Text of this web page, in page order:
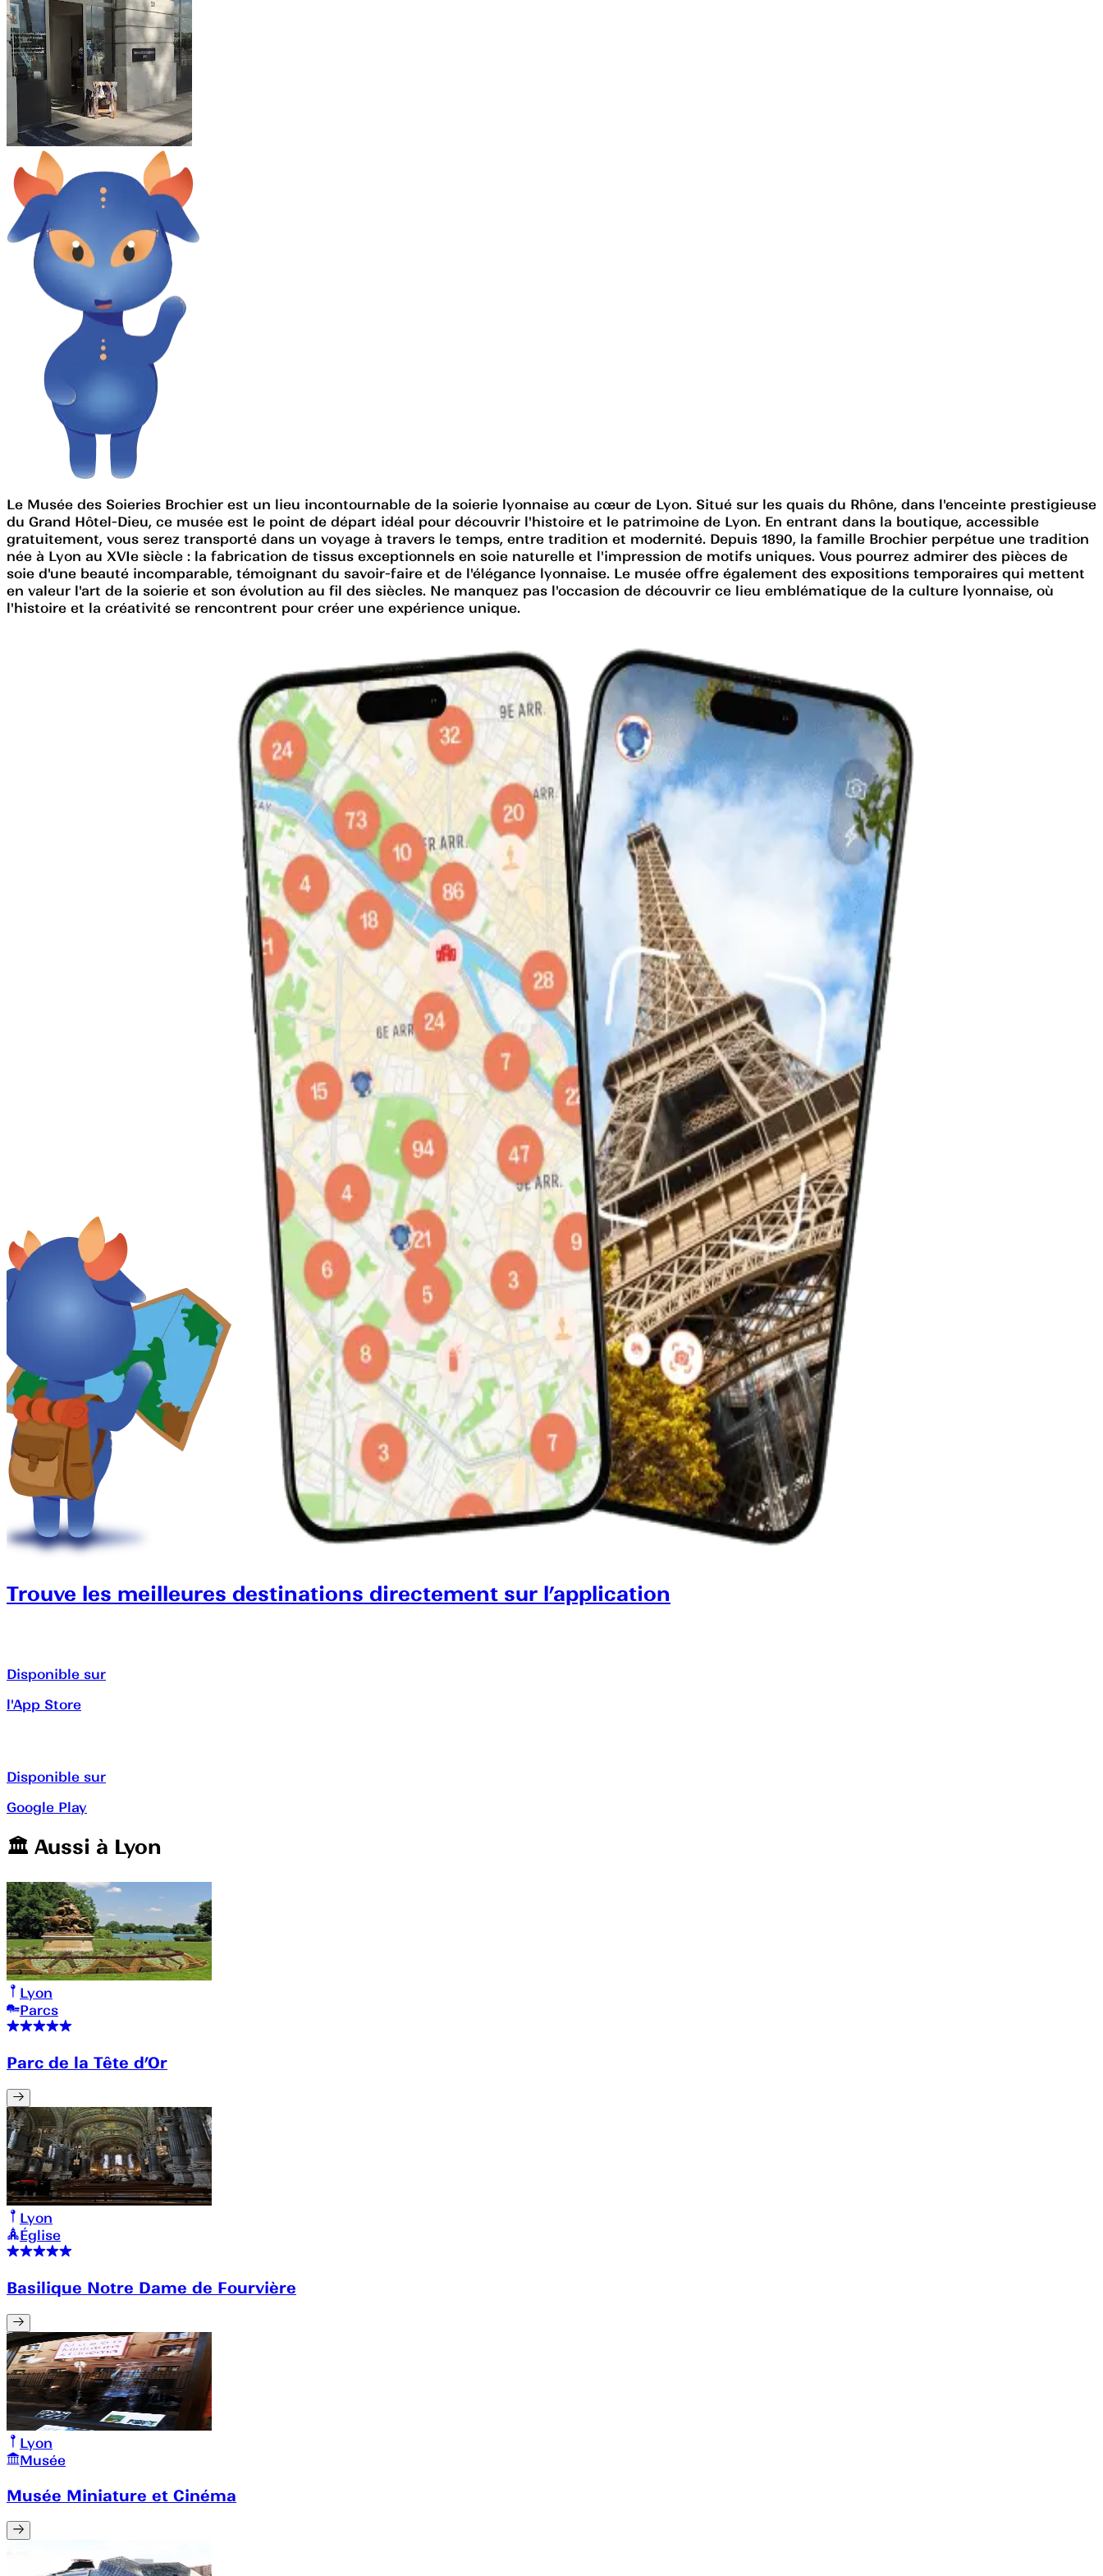
Le Musée des Soieries Brochier est un lieu incontournable de la soierie lyonnaise au cœur de Lyon. Situé sur les quais du Rhône, dans l'enceinte prestigieuse
du Grand Hôtel-Dieu, ce musée est le point de départ idéal pour découvrir l'histoire et le patrimoine de Lyon. En entrant dans la boutique, accessible
gratuitement, vous serez transporté dans un voyage à travers le temps, entre tradition et modernité. Depuis 1890, la famille Brochier perpétue une tradition
née à Lyon au XVIe siècle : la fabrication de tissus exceptionnels en soie naturelle et l'impression de motifs uniques. Vous pourrez admirer des pièces de
soie d'une beauté incomparable, témoignant du savoir-faire et de l'élégance lyonnaise. Le musée offre également des expositions temporaires qui mettent
en valeur l'art de la soierie et son évolution au fil des siècles. Ne manquez pas l'occasion de découvrir ce lieu emblématique de la culture lyonnaise, où
l'histoire et la créativité se rencontrent pour créer une expérience unique.
Trouve les meilleures destinations directement sur l’application
Disponible sur
l'App Store
Disponible sur
Google Play
🏛️️ Aussi à Lyon
Lyon
Parcs
Parc de la Tête d’Or
Lyon
Église
Basilique Notre Dame de Fourvière
Lyon
Musée
Musée Miniature et Cinéma